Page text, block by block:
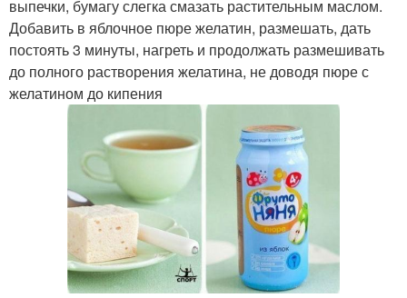
выпечки, бумагу слегка смазать растительным маслом.
Добавить в яблочное пюре желатин, размешать, дать
постоять 3 минуты, нагреть и продолжать размешивать
до полного растворения желатина, не доводя пюре с
желатином до кипения